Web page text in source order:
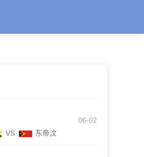
06-02
VS 东帝汶